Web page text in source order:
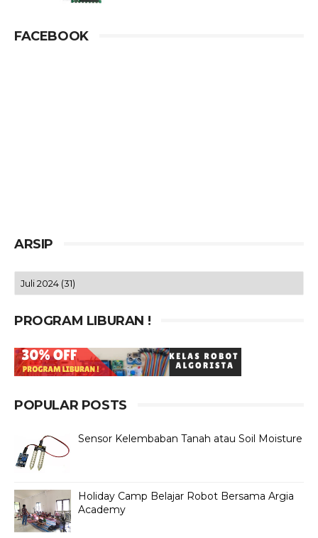
FACEBOOK
ARSIP
PROGRAM LIBURAN !
POPULAR POSTS
Sensor Kelembaban Tanah atau Soil Moisture
Holiday Camp Belajar Robot Bersama Argia
Academy